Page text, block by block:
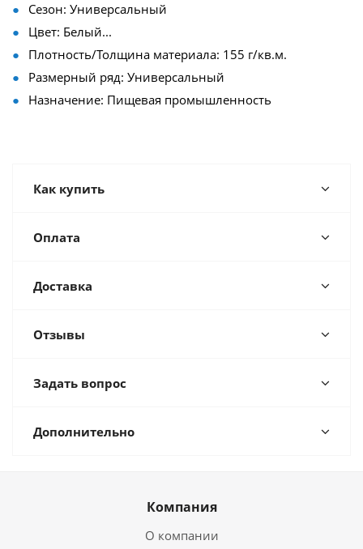
Сезон: Универсальный
Цвет: Белый...
Плотность/Толщина материала: 155 г/кв.м.
Размерный ряд: Универсальный
Назначение: Пищевая промышленность
Как купить
Оплата
Доставка
Отзывы
Задать вопрос
Дополнительно
Компания
О компании